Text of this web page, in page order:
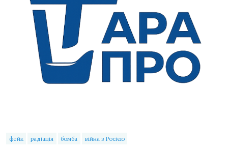
фейк радіація бомба війна з Росією